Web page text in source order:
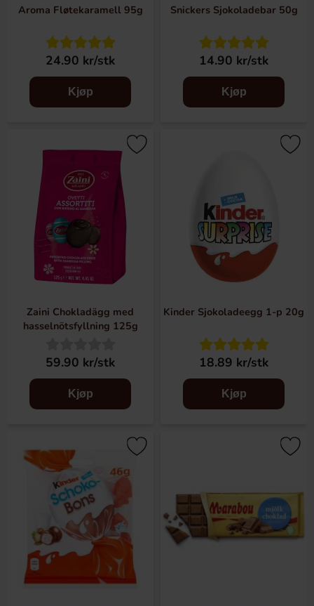
Aroma Fløtekaramell 95g
24.90 kr/stk
Kjøp
Snickers Sjokoladebar 50g
14.90 kr/stk
Kjøp
Zaini Chokladägg med
hasselnötsfyllning 125g
59.90 kr/stk
Kjøp
Kinder Sjokoladeegg 1-p 20g
18.89 kr/stk
Kjøp